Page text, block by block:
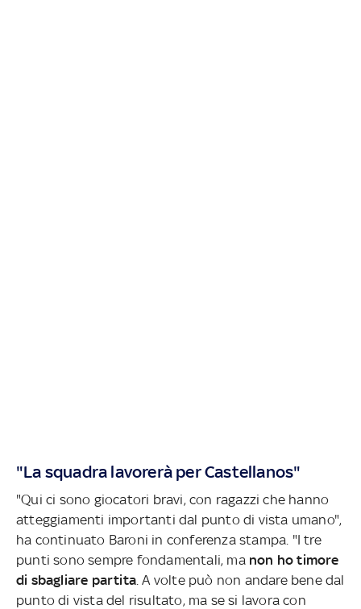
"La squadra lavorerà per Castellanos"
"Qui ci sono giocatori bravi, con ragazzi che hanno
atteggiamenti importanti dal punto di vista umano",
ha continuato Baroni in conferenza stampa. "I tre
punti sono sempre fondamentali, ma non ho timore
di sbagliare partita . A volte può non andare bene dal
punto di vista del risultato, ma se si lavora con